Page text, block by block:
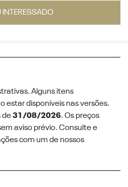
INTERESSADO
Alguns itens
estar disponíveis nas versões.
de31/08/2026. Os preços
aviso prévio. Consulte e
com um de nossos